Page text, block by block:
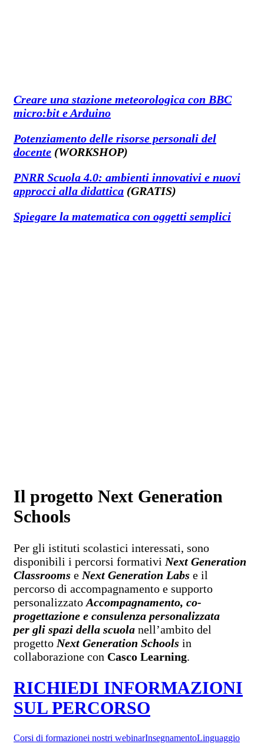
Creare una stazione meteorologica con BBC
micro:bit e Arduino
Potenziamento delle risorse personali del
docente (WORKSHOP)
PNRR Scuola 4.0: ambienti innovativi e nuovi
approcci alla didattica (GRATIS)
Spiegare la matematica con oggetti semplici
Il progetto Next Generation
Schools
Per gli istituti scolastici interessati, sono
disponibili i percorsi formativi Next Generation
Classrooms e Next Generation Labs e il
percorso di accompagnamento e supporto
personalizzato Accompagnamento, co-
progettazione e consulenza personalizzata
per gli spazi della scuola nell’ambito del
progetto Next Generation Schools in
collaborazione con Casco Learning.
RICHIEDI INFORMAZIONI
SUL PERCORSO
Corsi di formazionei nostri webinarInsegnamentoLinguaggio